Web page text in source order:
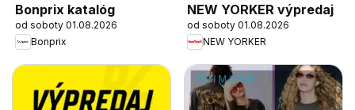
Bonprix katalóg
od soboty 01.08.2026
Bonprix
NEW YORKER výpredaj
od soboty 01.08.2026
NEW YORKER